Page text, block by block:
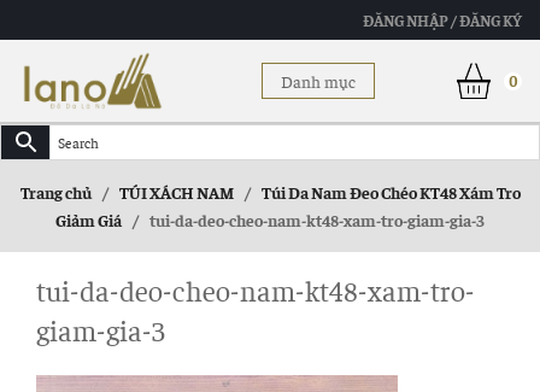
ĐĂNG NHẬP / ĐĂNG KÝ
Danh mục 0
Trang chủ / TÚI XÁCH NAM / Túi Da Nam Đeo Chéo KT48 Xám Tro
Giảm Giá / tui-da-deo-cheo-nam-kt48-xam-tro-giam-gia-3
tui-da-deo-cheo-nam-kt48-xam-tro-
giam-gia-3